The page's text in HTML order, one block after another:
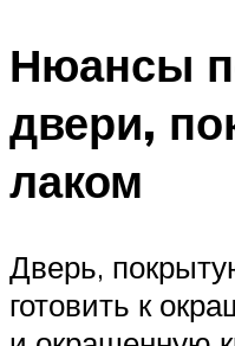
Нюансы
двери,
лаком
Дверь,
готовить к